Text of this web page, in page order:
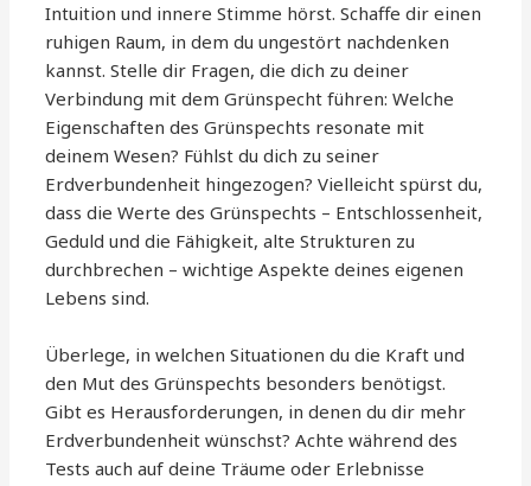
Intuition und innere Stimme hörst. Schaffe dir einen
ruhigen Raum, in dem du ungestört nachdenken
kannst. Stelle dir Fragen, die dich zu deiner
Verbindung mit dem Grünspecht führen: Welche
Eigenschaften des Grünspechts resonate mit
deinem Wesen? Fühlst du dich zu seiner
Erdverbundenheit hingezogen? Vielleicht spürst du,
dass die Werte des Grünspechts – Entschlossenheit,
Geduld und die Fähigkeit, alte Strukturen zu
durchbrechen – wichtige Aspekte deines eigenen
Lebens sind.
Überlege, in welchen Situationen du die Kraft und
den Mut des Grünspechts besonders benötigst.
Gibt es Herausforderungen, in denen du dir mehr
Erdverbundenheit wünschst? Achte während des
Tests auch auf deine Träume oder Erlebnisse